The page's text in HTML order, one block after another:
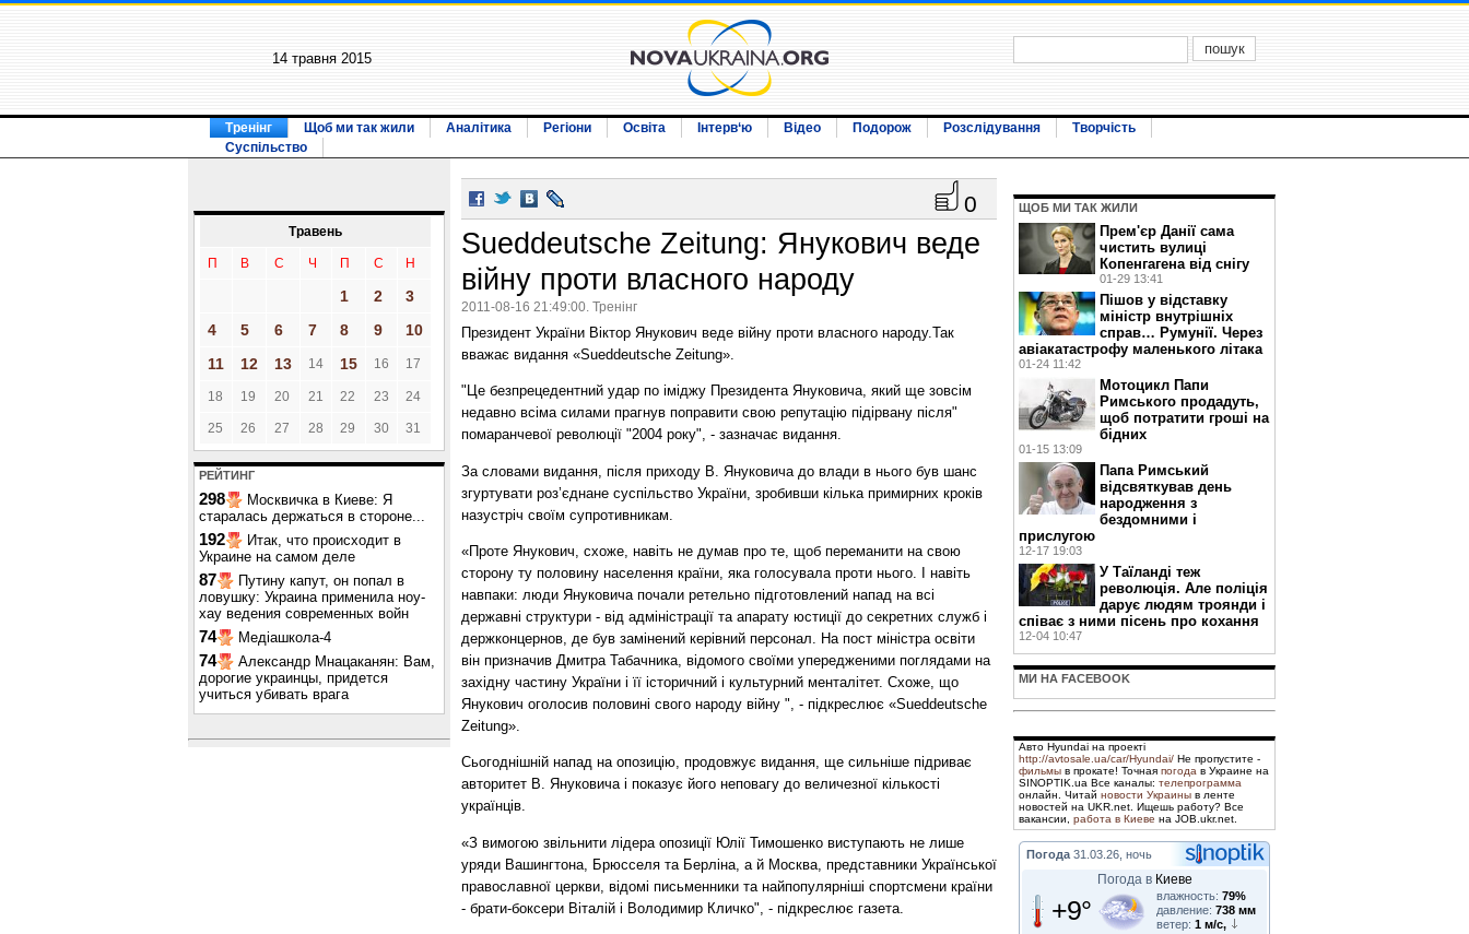
14 травня 2015
Тренінг Щоб ми так жили Аналітика Регіони Освіта Інтерв‘ю Відео Подорож Розслідування
Творчість
Суспільство
Травень
П В С Ч П С Н
1 2
3
4
5 6 7 8 9
10
11
12 13 14 15 16 17
18 19 20 21 22 23 24
25 26 27 28 29 30 31
РЕЙТИНГ
298
Москвичка в Киеве: Я
старалась держаться в стороне...
192
Итак, что происходит в
Украине на самом деле
87
Путину капут, он попал в
ловушку: Украина применила ноу-
хау ведения современных войн
74 Медіашкола-4
74
Александр Мнацаканян: Вам,
дорогие украинцы, придется
учиться убивать врага
0
Sueddeutsche Zeitung: Янукович веде
війну проти власного народу
2011-08-16 21:49:00. Тренінг
Президент України Віктор Янукович веде війну проти власного народу.Так
вважає видання «Sueddeutsche Zeitung».
"Це безпрецедентний удар по іміджу Президента Януковича, який ще зовсім
недавно всіма силами прагнув поправити свою репутацію підірвану після"
помаранчевої революції "2004 року", - зазначає видання.
За словами видання, після приходу В. Януковича до влади в нього був шанс
згуртувати роз’єднане суспільство України, зробивши кілька примирних кроків
назустріч своїм супротивникам.
«Проте Янукович, схоже, навіть не думав про те, щоб переманити на свою
сторону ту половину населення країни, яка голосувала проти нього. І навіть
навпаки: люди Януковича почали ретельно підготовлений напад на всі
державні структури - від адміністрації та апарату юстиції до секретних служб і
держконцернов, де був замінений керівний персонал. На пост міністра освіти
він призначив Дмитра Табачника, відомого своїми упередженими поглядами на
західну частину України і її історичний і культурний менталітет. Схоже, що
Янукович оголосив половині свого народу війну ", - підкреслює «Sueddeutsche
Zeitung».
Сьогоднішній напад на опозицію, продовжує видання, ще сильніше підриває
авторитет В. Януковича і показує його неповагу до величезної кількості
українців.
«З вимогою звільнити лідера опозиції Юлії Тимошенко виступають не лише
уряди Вашингтона, Брюсселя та Берліна, а й Москва, представники Української
православної церкви, відомі письменники та найпопулярніші спортсмени країни
- брати-боксери Віталій і Володимир Кличко", - підкреслює газета.
ЩОБ МИ ТАК ЖИЛИ
Прем'єр Данії сама
чистить вулиці
Копенгагена від снігу
01-29 13:41
Пішов у відставку
міністр внутрішніх
справ… Румунії. Через
авіакатастрофу маленького літака
01-24 11:42
Мотоцикл Папи
Римського продадуть,
щоб потратити гроші на
бідних
01-15 13:09
Папа Римський
відсвяткував день
народження з
бездомними і
прислугою
12-17 19:03
У Таїланді теж
революція. Але поліція
дарує людям троянди і
співає з ними пісень про кохання
12-04 10:47
МИ НА FACEBOOK
Авто Hyundai на проекті
http://avtosale.ua/car/Hyundai/ Не пропустите -
фильмы в прокате! Точная погода в Украине на
SINOPTIK.ua Все каналы: телепрограмма
онлайн. Читай новости Украины в ленте
новостей на UKR.net. Ищешь работу? Все
вакансии, работа в Киеве на JOB.ukr.net.
Погода 31.03.26, ночь
Погода в Киеве
+9° влажность: 79%
давление: 738 мм
ветер: 1 м/с,